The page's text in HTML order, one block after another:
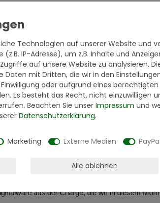
der EU
1000 Worte mehr. Mit unserer
aus der Charge, die wir in diesem
Technologien auf unserer Website und
IP-Adresse), um z.B. Inhalte und
auf unsere Website zu analysieren.
Daten mit Dritten, die wir in den
oder aufgrund eines
Es besteht das Recht, nicht einzuwilligen
Beachten Sie unser Impressum und
Daten­schutz­erklärung.
Marketing Externe Medien PayPal
Alle ablehnen